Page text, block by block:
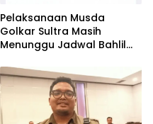
Pelaksanaan Musda
Golkar Sultra Masih
Menunggu Jadwal Bahlil